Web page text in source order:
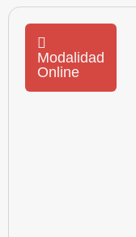
Modalidad
Online